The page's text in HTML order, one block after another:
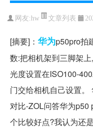
网友:hw 文章列表
[摘要]： 华为p50pro拍
数:把相机架到三脚架
光度设置在ISO100-
门交给相机自己设置
对比-ZOL问答华为p50
个比较好点?我认为还